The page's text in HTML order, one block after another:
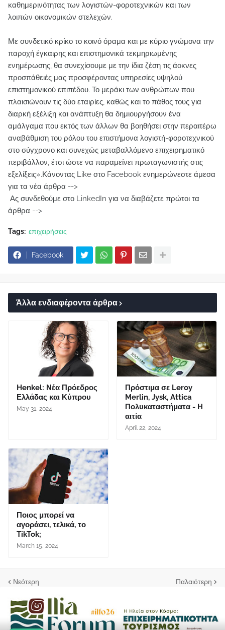
καθημερινότητας των λογιστών-φοροτεχνικών και των
λοιπών οικονομικών στελεχών.
Με συνδετικό κρίκο το κοινό όραμα και με κύριο γνώμονα την
παροχή έγκαιρης και επιστημονικά τεκμηριωμένης
ενημέρωσης, θα συνεχίσουμε με την ίδια ζέση τις άοκνες
προσπάθειές μας προσφέροντας υπηρεσίες υψηλού
επιστημονικού επιπέδου. Το μεράκι των ανθρώπων που
πλαισιώνουν τις δύο εταιρίες, καθώς και το πάθος τους για
διαρκή εξέλιξη και ανάπτυξη θα δημιουργήσουν ένα
αμάλγαμα που εκτός των άλλων θα βοηθήσει στην περαιτέρω
αναβάθμιση του ρόλου του επιστήμονα λογιστή-φοροτεχνικού
στο σύγχρονο και συνεχώς μεταβαλλόμενο επιχειρηματικό
περιβάλλον, έτσι ώστε να παραμείνει πρωταγωνιστής στις
εξελίξεις».Κάνοντας Like στο Facebook ενημερώνεστε άμεσα
για τα νέα άρθρα -->
Ας συνδεθούμε στο LinkedIn για να διαβάζετε πρώτοι τα
άρθρα -->
Tags: επιχειρήσεις
Facebook
Άλλα ενδιαφέροντα άρθρα
Henkel: Νέα Πρόεδρος
Ελλάδας και Κύπρου
May 31, 2024
Πρόστιμα σε Leroy
Merlin, Jysk, Attica
Πολυκαταστήματα - Η
αιτία
April 22, 2024
Ποιος μπορεί να
αγοράσει, τελικά, το
TikTok;
March 15, 2024
Νεότερη Παλαιότερη